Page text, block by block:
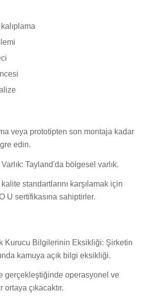
veya prototipten son montaja kadar
edin.
Tayland'da bölgesel varlık.
standartlarını karşılamak için
U sertifikasına sahiptirler.
Kurucu Bilgilerinin Eksikliği: Şirketin
kamuya açık bilgi eksikliği.
gerçekleştiğinde operasyonel ve
ortaya çıkacaktır.